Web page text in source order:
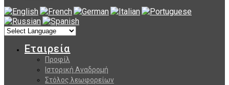
Εταιρεία
Προφίλ
Ιστορική Αναδρομή
Στόλος λεωφορείων